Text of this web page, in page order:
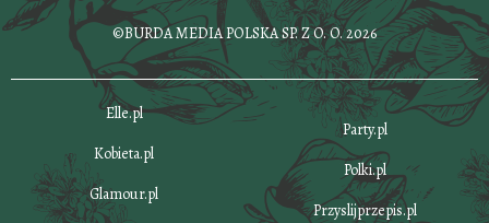
©BURDA MEDIA POLSKA SP. Z O. O. 2026
Elle.pl
Kobieta.pl
Glamour.pl
Party.pl
Polki.pl
Przyslijprzepis.pl